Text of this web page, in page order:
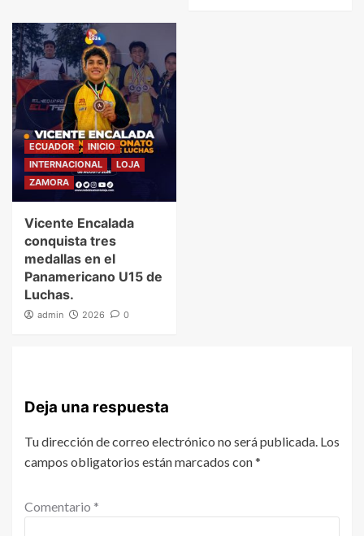
ECUADOR
INICIO
INTERNACIONAL
LOJA
ZAMORA
Vicente Encalada
conquista tres
medallas en el
Panamericano U15 de
Luchas.
admin 2026 0
Deja una respuesta
Tu dirección de correo electrónico no será publicada. Los
campos obligatorios están marcados con*
Comentario *